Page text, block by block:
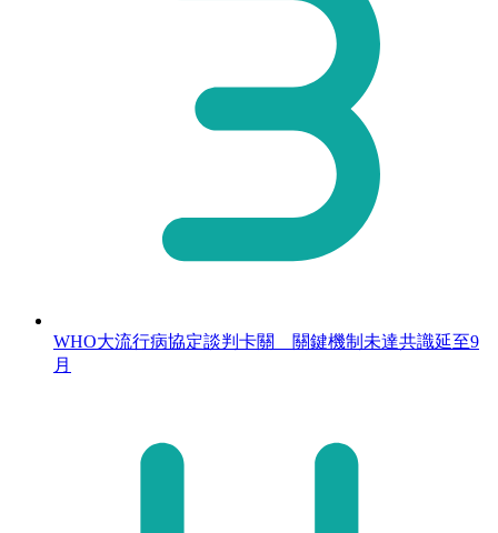
WHO大流行病協定談判卡關 關鍵機制未達共識延至9
月